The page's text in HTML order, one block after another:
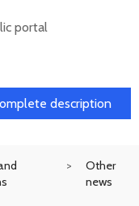
portal
description
Other
news